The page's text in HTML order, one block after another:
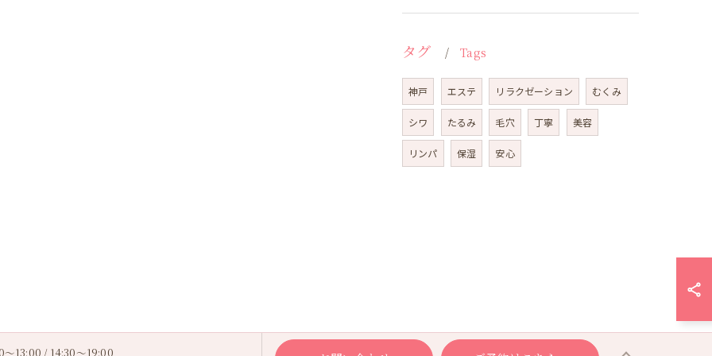
タグ Tags
神戸 エステ リラクゼーション むくみ
シワ たるみ 毛穴 丁寧 美容
リンパ 保湿 安心
13:00 / 14:30～19:00